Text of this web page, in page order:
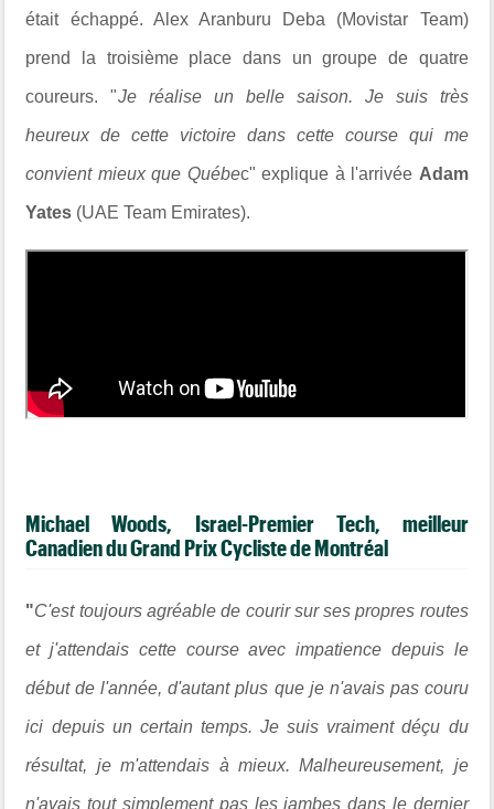
était échappé. Alex Aranburu Deba (Movistar Team)
prend la troisième place dans un groupe de quatre
coureurs. "Je réalise un belle saison. Je suis très
heureux de cette victoire dans cette course qui me
convient mieux que Québec" explique à l'arrivée Adam
Yates (UAE Team Emirates).
Michael Woods, Israel-Premier Tech, meilleur
Canadien du Grand Prix Cycliste de Montréal
"C'est toujours agréable de courir sur ses propres routes
et j'attendais cette course avec impatience depuis le
début de l'année, d'autant plus que je n'avais pas couru
ici depuis un certain temps. Je suis vraiment déçu du
résultat, je m'attendais à mieux. Malheureusement, je
n'avais tout simplement pas les jambes dans le dernier